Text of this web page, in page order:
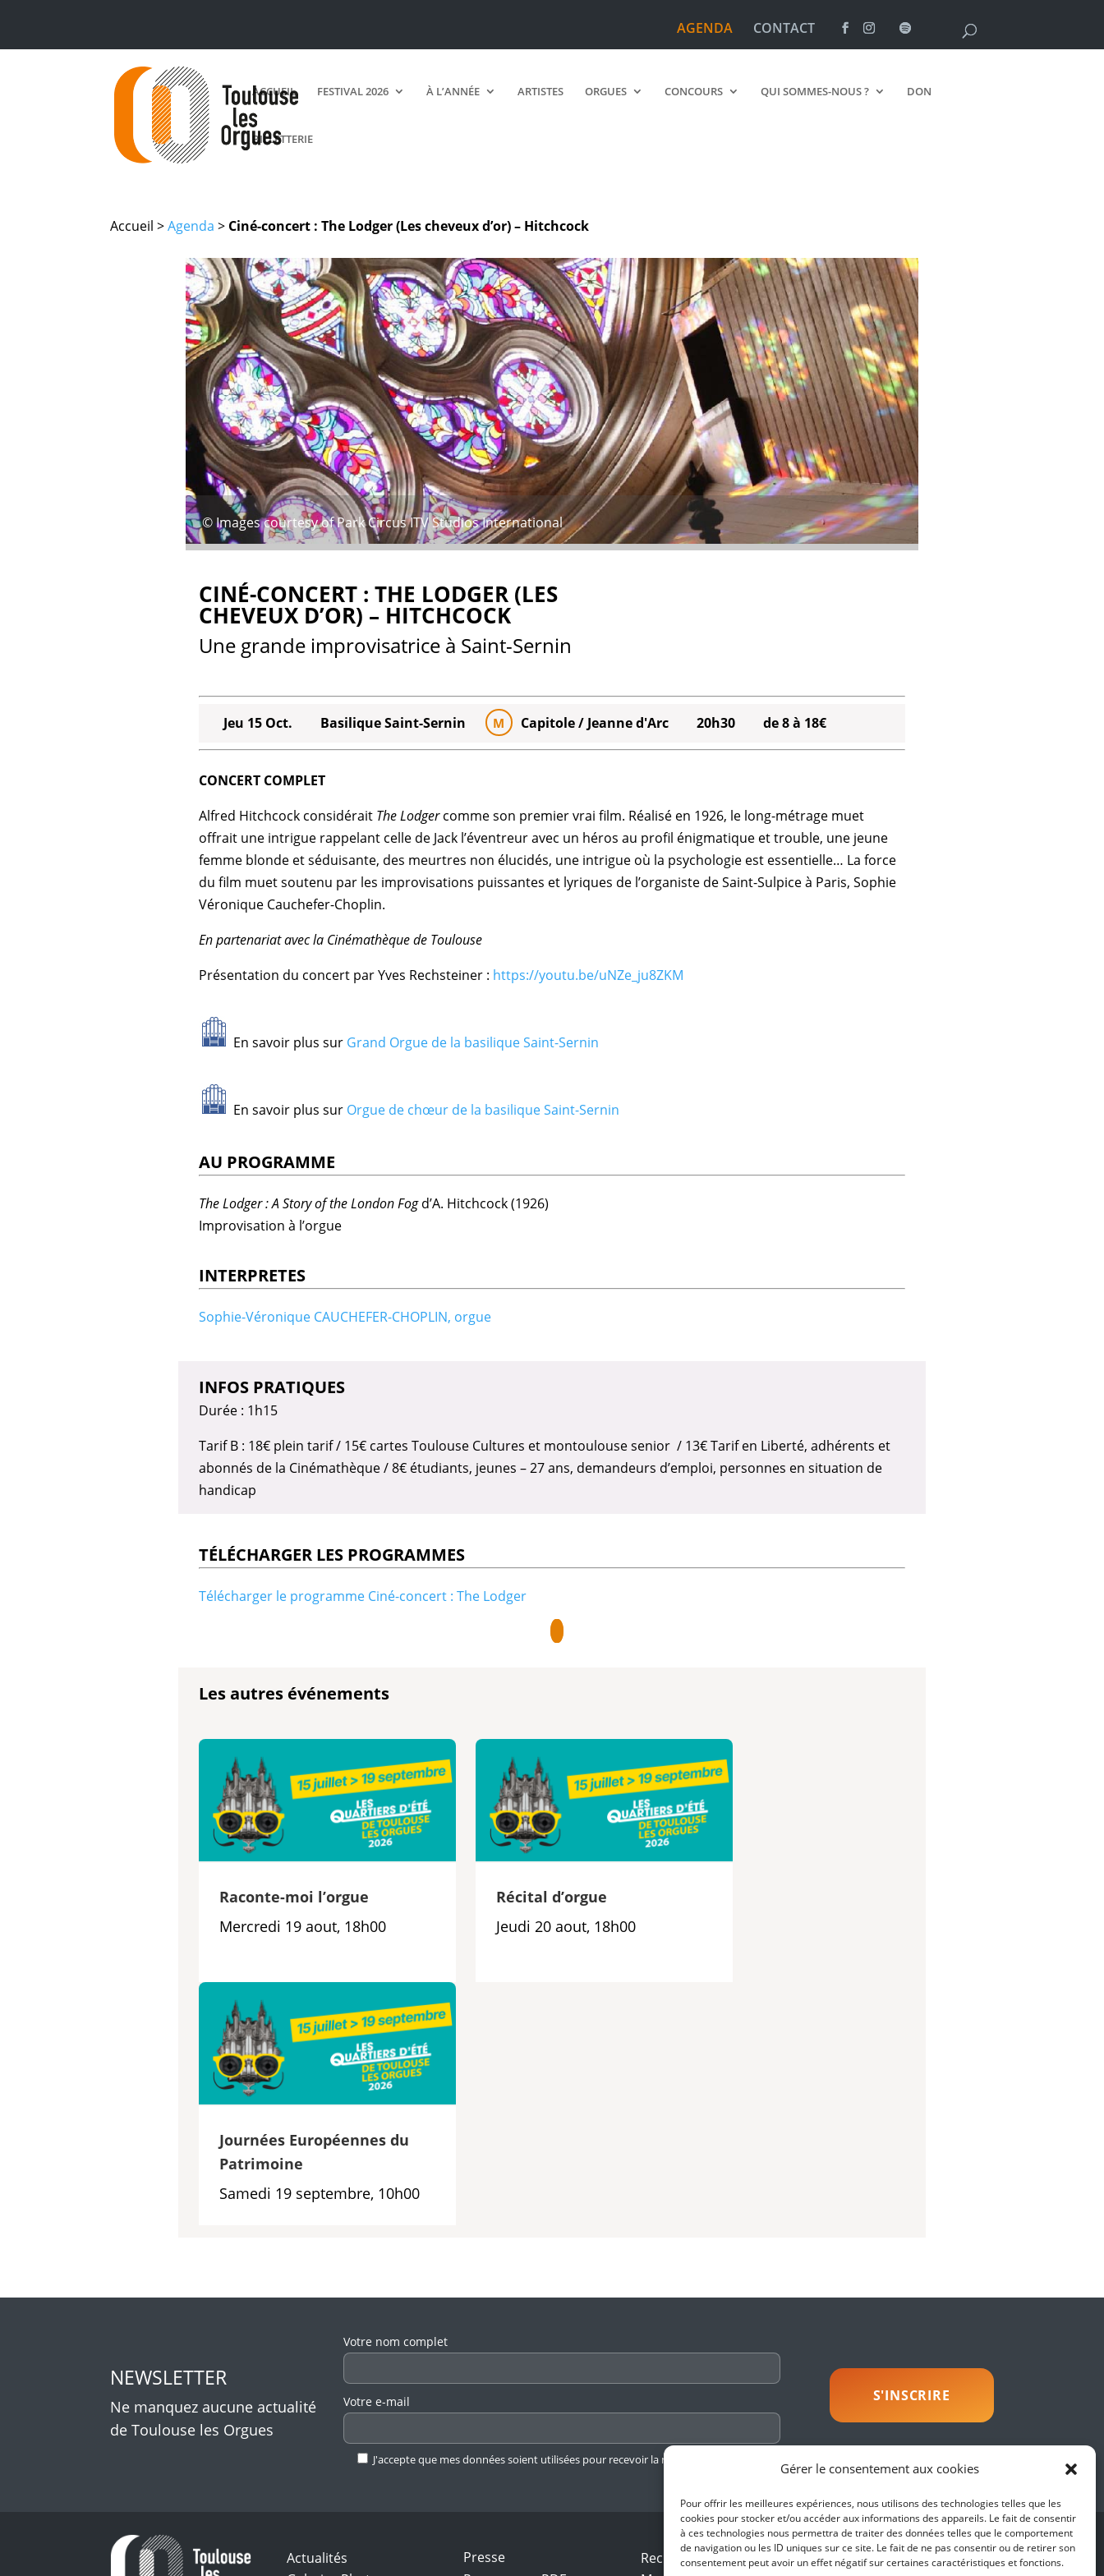
Gérer le consentement aux cookies
Pour offrir les meilleures expériences, nous utilisons des technologies telles que les
cookies pour stocker et/ou accéder aux informations des appareils. Le fait de consentir
à ces technologies nous permettra de traiter des données telles que le comportement
de navigation ou les ID uniques sur ce site. Le fait de ne pas consentir ou de retirer son
consentement peut avoir un effet négatif sur certaines caractéristiques et fonctions.
AGENDA CONTACT
ACCUEIL FESTIVAL 2026 À L’ANNÉE ARTISTES ORGUES CONCOURS QUI SOMMES-NOUS ? DON
BILLETTERIE
Accueil >Agenda > Ciné-concert : The Lodger (Les cheveux d’or) – Hitchcock
© Images courtesy of Park Circus ITV Studios International
CINÉ-CONCERT : THE LODGER (LES
CHEVEUX D’OR) – HITCHCOCK
Une grande improvisatrice à Saint-Sernin
Jeu 15 Oct. Basilique Saint-Sernin M Capitole / Jeanne d'Arc 20h30 de 8 à 18€
CONCERT COMPLET
Alfred Hitchcock considérait The Lodgercomme son premier vrai film. Réalisé en 1926, le long-métrage muet
offrait une intrigue rappelant celle de Jack l’éventreuravec un héros au profil énigmatique et trouble, une jeune
femme blonde et séduisante, des meurtres non élucidés, une intrigue où la psychologie est essentielle… La force
du film muet soutenu par les improvisations puissantes et lyriques de l’organistedeSaint-Sulpice à Paris, Sophie
Véronique Cauchefer-Choplin.
En partenariat avec la Cinémathèque de Toulouse
Présentation du concert par Yves Rechsteiner : https://youtu.be/uNZe_ju8ZKM
En savoir plus sur Grand Orgue de la basilique Saint-Sernin
En savoir plus sur Orgue de chœur de la basilique Saint-Sernin
AU PROGRAMME
The Lodger : A Story of the London Fogd’A. Hitchcock (1926)
Improvisation à l’orgue
INTERPRETES
Sophie-Véronique CAUCHEFER-CHOPLIN, orgue
INFOS PRATIQUES
Durée : 1h15
Tarif B : 18€ plein tarif / 15€ cartes Toulouse Cultures et montoulouse senior / 13€ Tarif en Liberté, adhérents et
abonnés de la Cinémathèque / 8€ étudiants, jeunes – 27 ans, demandeurs d’emploi, personnes en situation de
handicap
TÉLÉCHARGER LES PROGRAMMES
Télécharger le programme Ciné-concert : The Lodger
Les autres événements
Raconte-moi l’orgue
Mercredi 19 aout, 18h00
Récital d’orgue
Jeudi 20 aout, 18h00
Journées Européennes du
Patrimoine
Samedi 19 septembre, 10h00
NEWSLETTER
Ne manquez aucune actualité
de Toulouse les Orgues
Veuillez laisser ce champ vide.
Votre nom complet
Votre e-mail
J'accepte que mes données soient utilisées pour recevoir la newsletter.
Actualités
Presse
Recrutement
SUIVEZ-NOUS